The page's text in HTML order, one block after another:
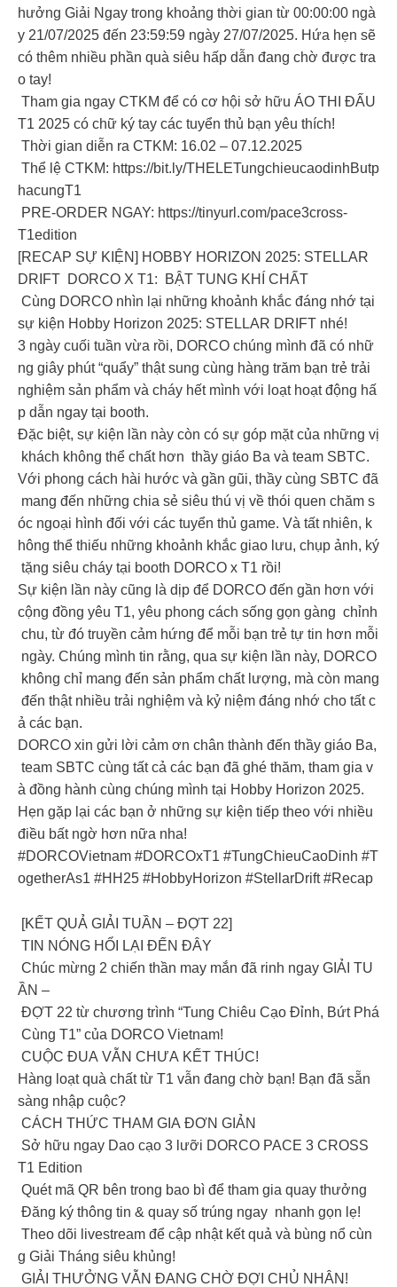
hưởng Giải Ngay trong khoảng thời gian từ 00:00:00 ngà
y 21/07/2025 đến 23:59:59 ngày 27/07/2025. Hứa hẹn sẽ
có thêm nhiều phần quà siêu hấp dẫn đang chờ được tra
o tay!
Tham gia ngay CTKM để có cơ hội sở hữu ÁO THI ĐẤU
T1 2025 có chữ ký tay các tuyển thủ bạn yêu thích!
Thời gian diễn ra CTKM: 16.02 – 07.12.2025
Thể lệ CTKM: https://bit.ly/THELETungchieucaodinhButp
hacungT1
PRE-ORDER NGAY: https://tinyurl.com/pace3cross-
T1edition
[RECAP SỰ KIỆN] HOBBY HORIZON 2025: STELLAR
DRIFT DORCO X T1: BẬT TUNG KHÍ CHẤT
Cùng DORCO nhìn lại những khoảnh khắc đáng nhớ tại
sự kiện Hobby Horizon 2025: STELLAR DRIFT nhé!
3 ngày cuối tuần vừa rồi, DORCO chúng mình đã có nhữ
ng giây phút “quẩy” thật sung cùng hàng trăm bạn trẻ trải
nghiệm sản phẩm và cháy hết mình với loạt hoạt động hấ
p dẫn ngay tại booth.
Đặc biệt, sự kiện lần này còn có sự góp mặt của những vị
khách không thể chất hơn thầy giáo Ba và team SBTC.
Với phong cách hài hước và gần gũi, thầy cùng SBTC đã
mang đến những chia sẻ siêu thú vị về thói quen chăm s
óc ngoại hình đối với các tuyển thủ game. Và tất nhiên, k
hông thể thiếu những khoảnh khắc giao lưu, chụp ảnh, ký
tặng siêu cháy tại booth DORCO x T1 rồi!
Sự kiện lần này cũng là dịp để DORCO đến gần hơn với
cộng đồng yêu T1, yêu phong cách sống gọn gàng chỉnh
chu, từ đó truyền cảm hứng để mỗi bạn trẻ tự tin hơn mỗi
ngày. Chúng mình tin rằng, qua sự kiện lần này, DORCO
không chỉ mang đến sản phẩm chất lượng, mà còn mang
đến thật nhiều trải nghiệm và kỷ niệm đáng nhớ cho tất c
ả các bạn.
DORCO xin gửi lời cảm ơn chân thành đến thầy giáo Ba,
team SBTC cùng tất cả các bạn đã ghé thăm, tham gia v
à đồng hành cùng chúng mình tại Hobby Horizon 2025.
Hẹn gặp lại các bạn ở những sự kiện tiếp theo với nhiều
điều bất ngờ hơn nữa nha!
#DORCOVietnam #DORCOxT1 #TungChieuCaoDinh #T
ogetherAs1 #HH25 #HobbyHorizon #StellarDrift #Recap
[KẾT QUẢ GIẢI TUẦN – ĐỢT 22]
TIN NÓNG HỔI LẠI ĐẾN ĐÂY
Chúc mừng 2 chiến thần may mắn đã rinh ngay GIẢI TU
ẦN –
ĐỢT 22 từ chương trình “Tung Chiêu Cạo Đỉnh, Bứt Phá
Cùng T1” của DORCO Vietnam!
CUỘC ĐUA VẪN CHƯA KẾT THÚC!
Hàng loạt quà chất từ T1 vẫn đang chờ bạn! Bạn đã sẵn
sàng nhập cuộc?
CÁCH THỨC THAM GIA ĐƠN GIẢN
Sở hữu ngay Dao cạo 3 lưỡi DORCO PACE 3 CROSS
T1 Edition
Quét mã QR bên trong bao bì để tham gia quay thưởng
Đăng ký thông tin & quay số trúng ngay nhanh gọn lẹ!
Theo dõi livestream để cập nhật kết quả và bùng nổ cùn
g Giải Tháng siêu khủng!
GIẢI THƯỞNG VẪN ĐANG CHỜ ĐỢI CHỦ NHÂN!